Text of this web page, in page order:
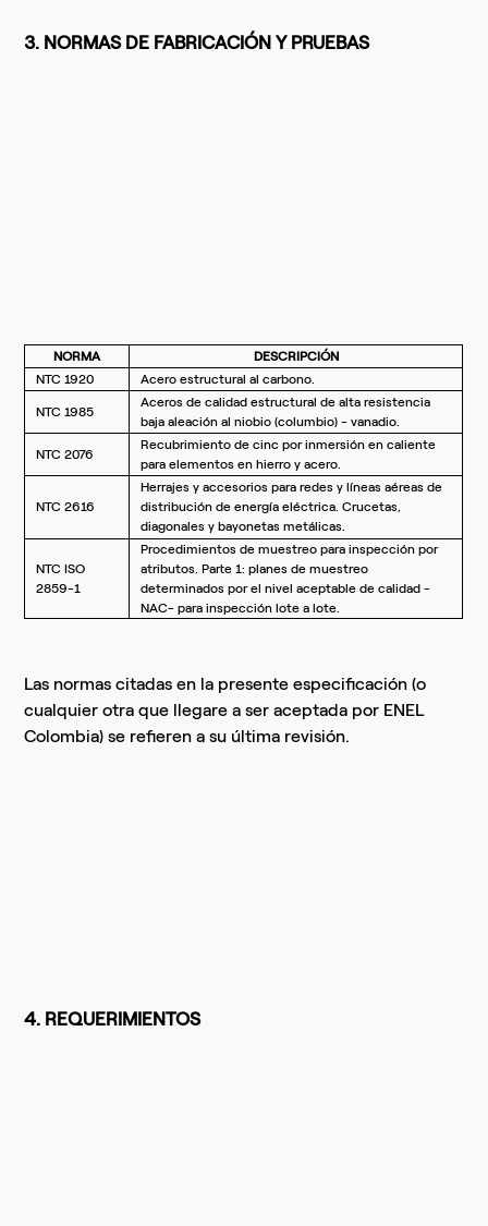
3. NORMAS DE FABRICACIÓN Y PRUEBAS
NORMA
DESCRIPCIÓN
NTC 1920
Acero estructural al carbono.
NTC 1985
Aceros de calidad estructural de alta resistencia
baja aleación al niobio (columbio) - vanadio.
NTC 2076
Recubrimiento de cinc por inmersión en caliente
para elementos en hierro y acero.
NTC 2616
Herrajes y accesorios para redes y líneas aéreas de
distribución de energía eléctrica. Crucetas,
diagonales y bayonetas metálicas.
NTC ISO
2859-1
Procedimientos de muestreo para inspección por
atributos. Parte 1: planes de muestreo
determinados por el nivel aceptable de calidad -
NAC- para inspección lote a lote.
Las normas citadas en la presente especificación (o
cualquier otra que llegare a ser aceptada por ENEL
Colombia) se refieren a su última revisión.
4. REQUERIMIENTOS